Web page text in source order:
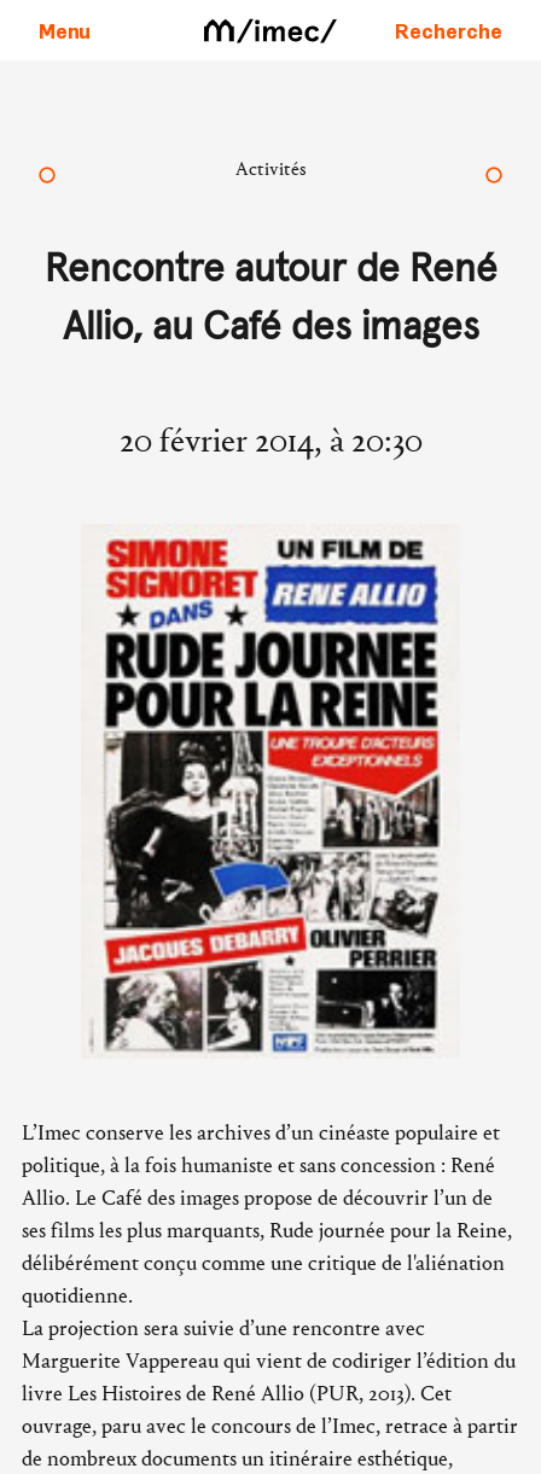
Menu Recherche
Activités
Rencontre autour de René
Allio, au Café des images
20 février 2014, à 20:30
L’Imec conserve les archives d’un cinéaste populaire et
politique, à la fois humaniste et sans concession : René
Allio. Le Café des images propose de découvrir l’un de
ses films les plus marquants, Rude journée pour la Reine,
délibérément conçu comme une critique de l'aliénation
quotidienne.
La projection sera suivie d’une rencontre avec
Marguerite Vappereau qui vient de codiriger l’édition du
livre Les Histoires de René Allio (PUR, 2013). Cet
ouvrage, paru avec le concours de l’Imec, retrace à partir
de nombreux documents un itinéraire esthétique,